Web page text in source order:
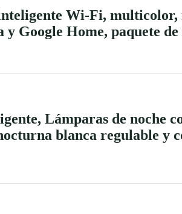
Wi-Fi, multicolor,
Google Home, paquete de
Lámparas de noche
blanca regulable y